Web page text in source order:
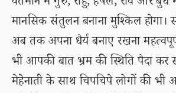
मानसिक संतुलन बनाना मुश्किल होगा।
अब तक अपना धैर्य बनाए रखना
भी आपकी बात भ्रम की स्थिति पैदा कर
मेहेनाती के साथ चिपचिपे लोगों की भी